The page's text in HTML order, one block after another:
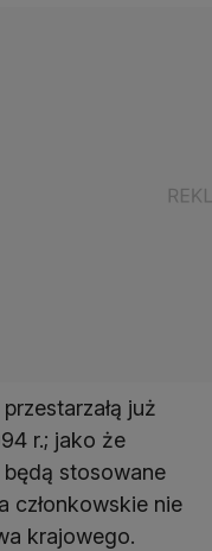
już
r.; jako że
będą stosowane
członkowskie nie
krajowego.